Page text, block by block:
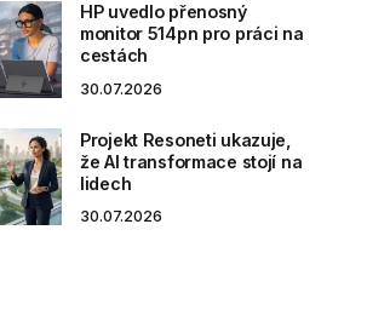
HP uvedlo přenosný
monitor 514pn pro práci na
cestách
30.07.2026
Projekt Resoneti ukazuje,
že AI transformace stojí na
lidech
30.07.2026